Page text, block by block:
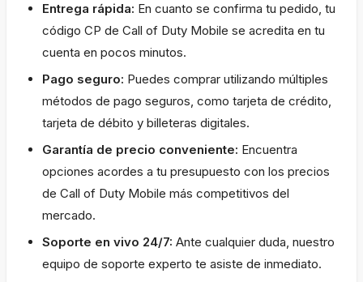
Entrega rápida: En cuanto se confirma tu pedido, tu
código CP de Call of Duty Mobile se acredita en tu
cuenta en pocos minutos.
Pago seguro: Puedes comprar utilizando múltiples
métodos de pago seguros, como tarjeta de crédito,
tarjeta de débito y billeteras digitales.
Garantía de precio conveniente: Encuentra
opciones acordes a tu presupuesto con los precios
de Call of Duty Mobile más competitivos del
mercado.
Soporte en vivo 24/7: Ante cualquier duda, nuestro
equipo de soporte experto te asiste de inmediato.